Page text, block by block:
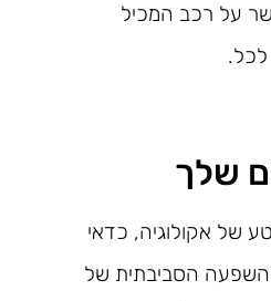
על רכב המכיל
לכל.
שלך
של אקולוגיה, כדאי
הסביבתית של